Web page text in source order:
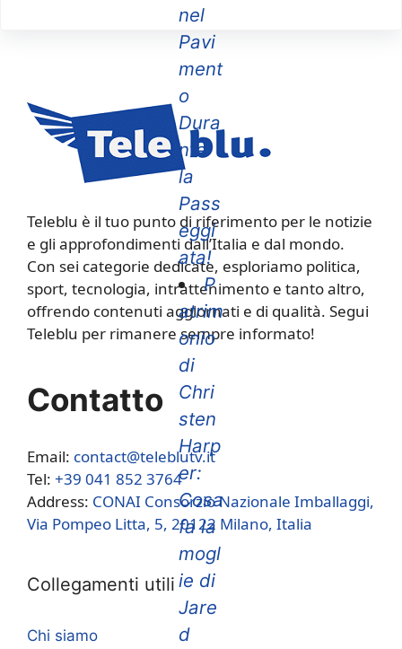
nel
Pavi
ment
o
Dura
nte
la
Pass
eggi
ata!
P
atrim
onio
di
Chri
sten
Harp
er:
Cosa
fa la
mogl
ie di
Jare
d
Teleblu è il tuo punto di riferimento per le notizie
e gli approfondimenti dall’Italia e dal mondo.
Con sei categorie dedicate, esploriamo politica,
sport, tecnologia, intrattenimento e tanto altro,
offrendo contenuti aggiornati e di qualità. Segui
Teleblu per rimanere sempre informato!
Contatto
Email: contact@teleblutv.it
Tel: +39 041 852 3764
Address: CONAI Consorzio Nazionale Imballaggi,
Via Pompeo Litta, 5, 20122 Milano, Italia
Collegamenti utili
Chi siamo